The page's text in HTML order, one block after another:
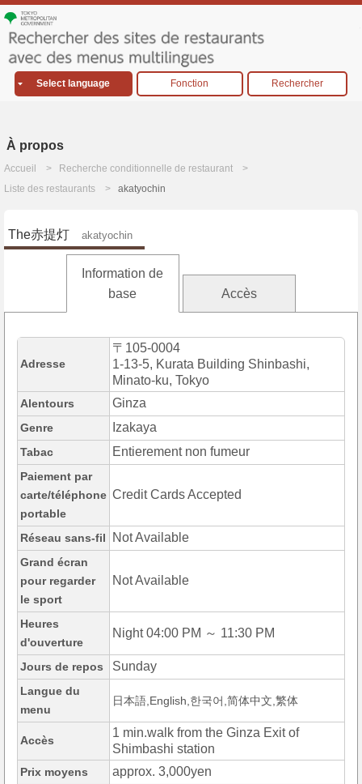
Select language Fonction Rechercher
À propos
Accueil
Recherche conditionnelle de restaurant
Liste des restaurants
akatyochin
The赤提灯 akatyochin
Information de
base
Accès
Adresse
〒105-0004
1-13-5, Kurata Building Shinbashi,
Minato-ku, Tokyo
Alentours Ginza
Genre Izakaya
Tabac Entierement non fumeur
Paiement par
carte/téléphone
portable
Credit Cards Accepted
Réseau sans-fil Not Available
Grand écran
pour regarder
le sport
Not Available
Heures
d'ouverture
Night 04:00 PM ～ 11:30 PM
Jours de repos Sunday
Langue du
menu
日本語,English,한국어,简体中文,繁体
Accès
1 min.walk from the Ginza Exit of
Shimbashi station
Prix moyens approx. 3,000yen